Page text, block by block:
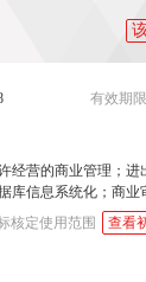
有效期限
经营的商业管理；
信息系统化；商业
核定使用范围 查看